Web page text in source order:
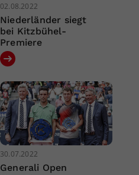
02.08.2022
Niederländer siegt
bei Kitzbühel-
Premiere
30.07.2022
Generali Open